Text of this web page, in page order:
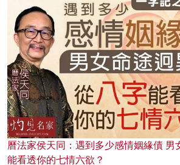
曆法家侯天同：遇到多少感情姻緣債 男
能看透你的七情六欲？